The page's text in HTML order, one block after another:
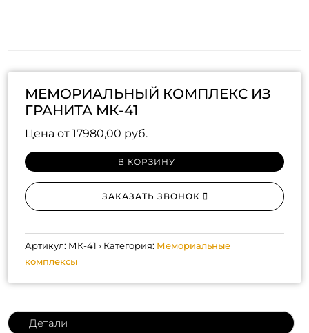
МЕМОРИАЛЬНЫЙ КОМПЛЕКС ИЗ
ГРАНИТА МК-41
Цена от17980,00 руб.
В КОРЗИНУ
ЗАКАЗАТЬ ЗВОНОК
Артикул: МК-41 Категория: Мемориальные
комплексы
Детали